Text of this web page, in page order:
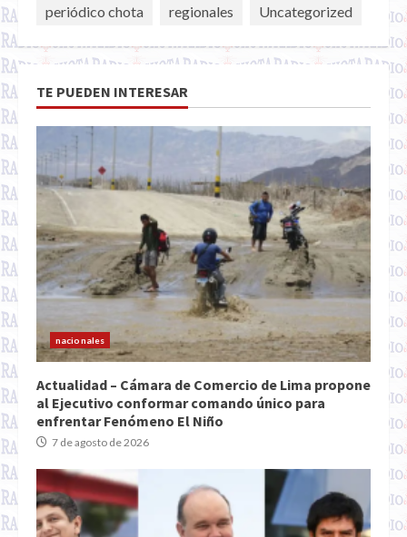
periódico chota
regionales Uncategorized
TE PUEDEN INTERESAR
nacionales
Actualidad – Cámara de Comercio de Lima propone
al Ejecutivo conformar comando único para
enfrentar Fenómeno El Niño
7 de agosto de 2026